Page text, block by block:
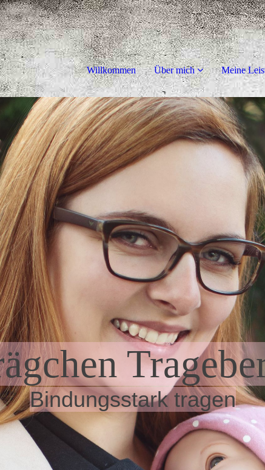
Willkommen Über mich Meine
Bindungsstark tragen